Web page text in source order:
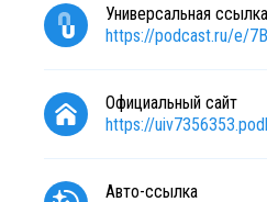
Универсальная ссылка
https://podcast.ru/e/
Официальный сайт
https://
Авто-ссылка